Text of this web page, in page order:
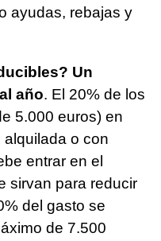
ayudas, rebajas y
Un
año. El 20% de los
5.000 euros) en
o con
entrar en el
sirvan para reducir
del gasto se
de 7.500